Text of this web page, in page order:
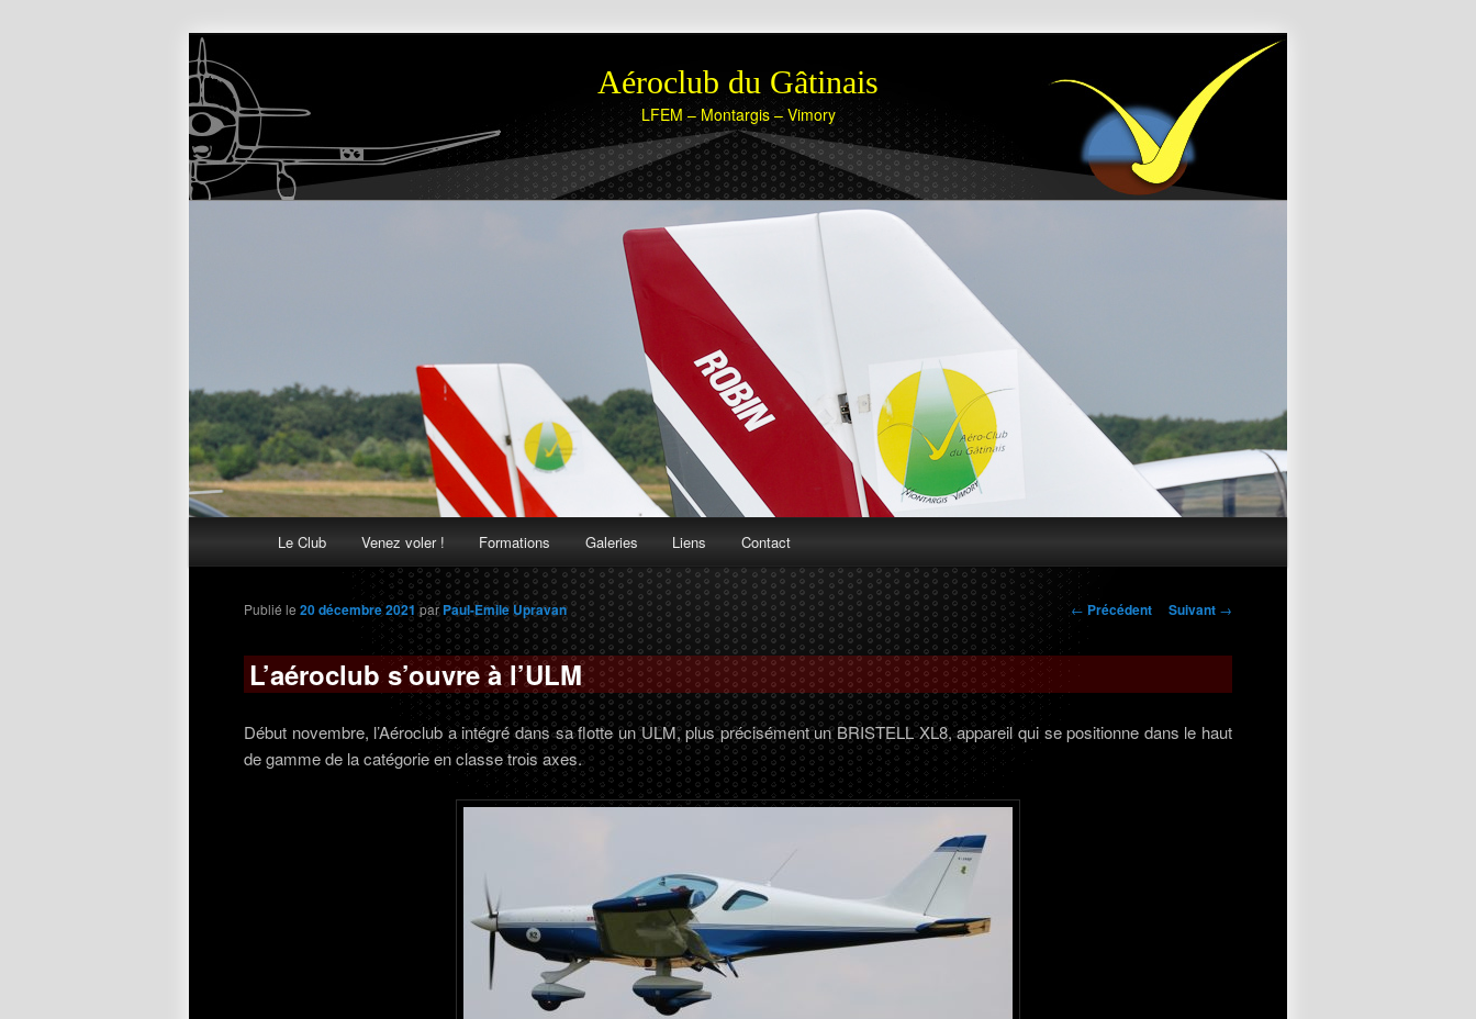
Aéroclub du Gâtinais
LFEM – Montargis – Vimory
Aller
contenu
Aller
contenu
Le Club Venez voler ! Formations Galeries Liens Contact
Navigation
articles
← Précédent Suivant →
L’aéroclub s’ouvre à l’ULM
Publié le 20 décembre 2021 parPaul-Emile Upravan
Début novembre, l’Aéroclub a intégré dans sa flotte un ULM, plus précisément un BRISTELL XL8, appareil qui se positionne dans le haut
de gamme de la catégorie en classe trois axes.